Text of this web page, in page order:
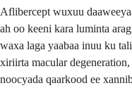
Aflibercept wuxuu
ah oo keeni kara luminta
waxa laga yaabaa inuu ku
xiriirta macular
noocyada qaarkood ee